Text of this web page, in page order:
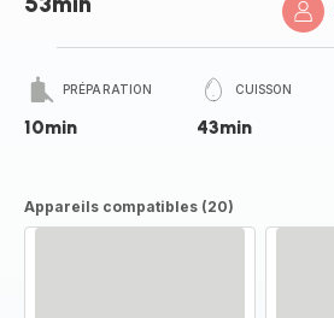
PRÉPARATION
10min
CUISSON
43min
Appareils compatibles (20)